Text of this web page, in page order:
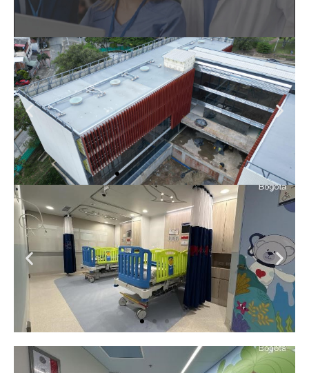
HOSPITAL
UNIVERSITARIO
DEL VALLE
EVARISTO GARCIA
E.S.E.
FUNDACION